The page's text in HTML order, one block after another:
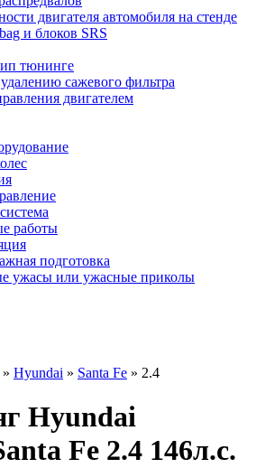
двигателя автомобиля на стенде
и блоков SRS
тюнинге
сажевого фильтра
двигателем
работы
подготовка
ужасы или ужасные приколы
» Hyundai » Santa Fe » 2.4
Hyundai
Fe 2.4 146л.с.